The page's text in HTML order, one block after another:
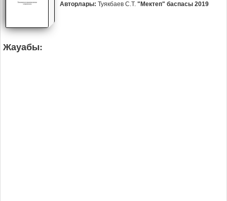
Авторлары: Туякбаев С.Т. "Мектеп" баспасы 2019
Жауабы: